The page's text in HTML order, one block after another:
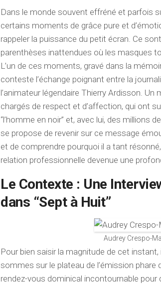
Dans le monde souvent effréné et parfois
certains moments de grâce pure et
rappeler la puissance du petit écran. Ce
parenthèses inattendues où les masques
L’un de ces moments, gravé dans la
conteste l’échange poignant entre la
l’animateur légendaire Thierry Ardisson.
chargés de respect et d’affection, qui ont
“l’homme en noir” et, avec lui, des millions
se propose de revenir sur ce message
et de comprendre pourquoi il a tant
relation professionnelle devenue une
Le Contexte : Une
dans “Sept à Huit”
Audrey Crespo-
Pour bien saisir la magnitude de cet
sommes sur le plateau de l’émission phare
rendez-vous dominical incontournable pour